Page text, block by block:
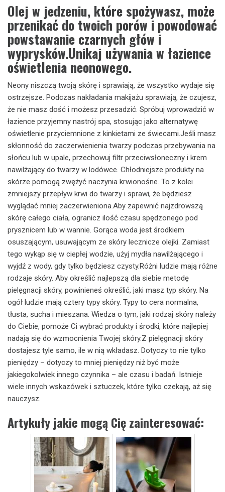
Olej w jedzeniu, które spożywasz, może
przenikać do twoich porów i powodować
powstawanie czarnych głów i
wyprysków.Unikaj używania w łazience
oświetlenia neonowego.
Neony niszczą twoją skórę i sprawiają, że wszystko wydaje się
ostrzejsze. Podczas nakładania makijażu sprawiają, że czujesz,
że nie masz dość i możesz przesadzić. Spróbuj wprowadzić w
łazience przyjemny nastrój spa, stosując jako alternatywę
oświetlenie przyciemnione z kinkietami ze świecami.Jeśli masz
skłonność do zaczerwienienia twarzy podczas przebywania na
słońcu lub w upale, przechowuj filtr przeciwsłoneczny i krem ​​
nawilżający do twarzy w lodówce. Chłodniejsze produkty na
skórze pomogą zwężyć naczynia krwionośne. To z kolei
zmniejszy przepływ krwi do twarzy i sprawi, że będziesz
wyglądać mniej zaczerwieniona.Aby zapewnić najzdrowszą
skórę całego ciała, ogranicz ilość czasu spędzonego pod
prysznicem lub w wannie. Gorąca woda jest środkiem
osuszającym, usuwającym ze skóry lecznicze olejki. Zamiast
tego wykąp się w ciepłej wodzie, użyj mydła nawilżającego i
wyjdź z wody, gdy tylko będziesz czysty.Różni ludzie mają różne
rodzaje skóry. Aby określić najlepszą dla siebie metodę
pielęgnacji skóry, powinieneś określić, jaki masz typ skóry. Na
ogół ludzie mają cztery typy skóry. Typy to cera normalna,
tłusta, sucha i mieszana. Wiedza o tym, jaki rodzaj skóry należy
do Ciebie, pomoże Ci wybrać produkty i środki, które najlepiej
nadają się do wzmocnienia Twojej skóry.Z pielęgnacji skóry
dostajesz tyle samo, ile w nią wkładasz. Dotyczy to nie tylko
pieniędzy – dotyczy to mniej pieniędzy niż być może
jakiegokolwiek innego czynnika – ale czasu i badań. Istnieje
wiele innych wskazówek i sztuczek, które tylko czekają, aż się
nauczysz.
Artykuły jakie mogą Cię zainteresować: